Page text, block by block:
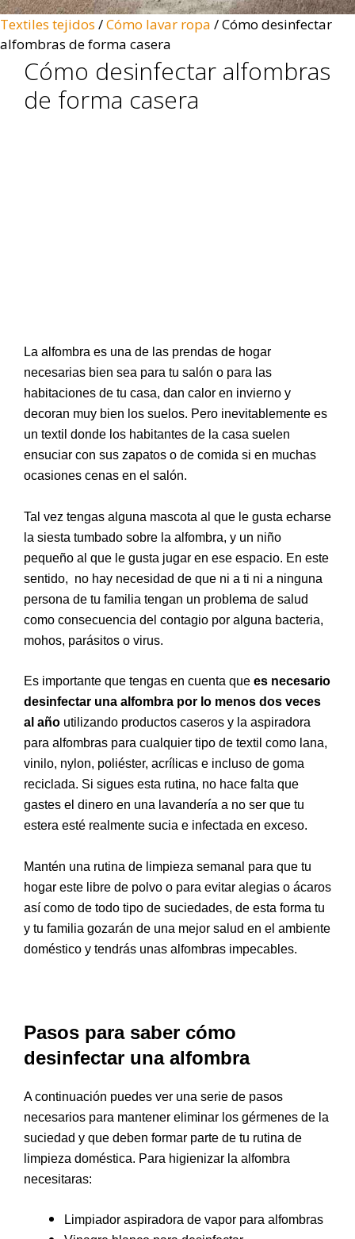
Textiles tejidos /Cómo lavar ropa /Cómo desinfectar
alfombras de forma casera
Cómo desinfectar alfombras
de forma casera
La alfombra es una de las prendas de hogar
necesarias bien sea para tu salón o para las
habitaciones de tu casa, dan calor en invierno y
decoran muy bien los suelos. Pero inevitablemente es
un textil donde los habitantes de la casa suelen
ensuciar con sus zapatos o de comida si en muchas
ocasiones cenas en el salón.
Tal vez tengas alguna mascota al que le gusta echarse
la siesta tumbado sobre la alfombra, y un niño
pequeño al que le gusta jugar en ese espacio. En este
sentido, no hay necesidad de que ni a ti ni a ninguna
persona de tu familia tengan un problema de salud
como consecuencia del contagio por alguna bacteria,
mohos, parásitos o virus.
Es importante que tengas en cuenta que es necesario
desinfectar una alfombra por lo menos dos veces
al año utilizando productos caseros y la aspiradora
para alfombras para cualquier tipo de textil como lana,
vinilo, nylon, poliéster, acrílicas e incluso de goma
reciclada. Si sigues esta rutina, no hace falta que
gastes el dinero en una lavandería a no ser que tu
estera esté realmente sucia e infectada en exceso.
Mantén una rutina de limpieza semanal para que tu
hogar este libre de polvo o para evitar alegias o ácaros
así como de todo tipo de suciedades, de esta forma tu
y tu familia gozarán de una mejor salud en el ambiente
doméstico y tendrás unas alfombras impecables.
Pasos para saber cómo
desinfectar una alfombra
A continuación puedes ver una serie de pasos
necesarios para mantener eliminar los gérmenes de la
suciedad y que deben formar parte de tu rutina de
limpieza doméstica. Para higienizar la alfombra
necesitaras:
Limpiador aspiradora de vapor para alfombras